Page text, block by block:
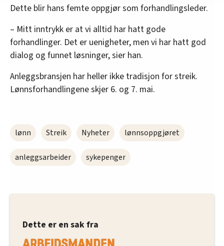
innenfor analyse og annonsering. Disse er angitt i
Dette blir hans femte oppgjør som forhandlingsleder.
– Mitt inntrykk er at vi alltid har hatt gode
forhandlinger. Det er uenigheter, men vi har hatt god
dialog og funnet løsninger, sier han.
Anleggsbransjen har heller ikke tradisjon for streik.
Lønnsforhandlingene skjer 6. og 7. mai.
lønn Streik Nyheter lønnsoppgjøret
anleggsarbeider sykepenger
Dette er en sak fra